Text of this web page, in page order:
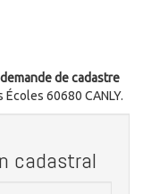
de cadastre
60680 CANLY.
cadastral